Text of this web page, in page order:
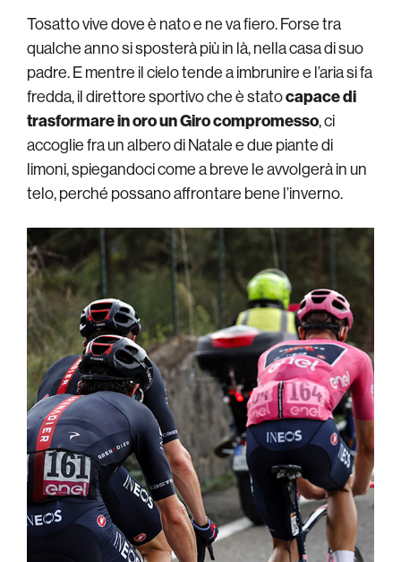
Tosatto vive dove è nato e ne va fiero. Forse tra
qualche anno si sposterà più in là, nella casa di suo
padre. E mentre il cielo tende a imbrunire e l’aria si fa
fredda, il direttore sportivo che è statocapace di
trasformare in oro un Giro compromesso, ci
accoglie fra un albero di Natale e due piante di
limoni, spiegandoci come a breve le avvolgerà in un
telo, perché possano affrontare bene l’inverno.